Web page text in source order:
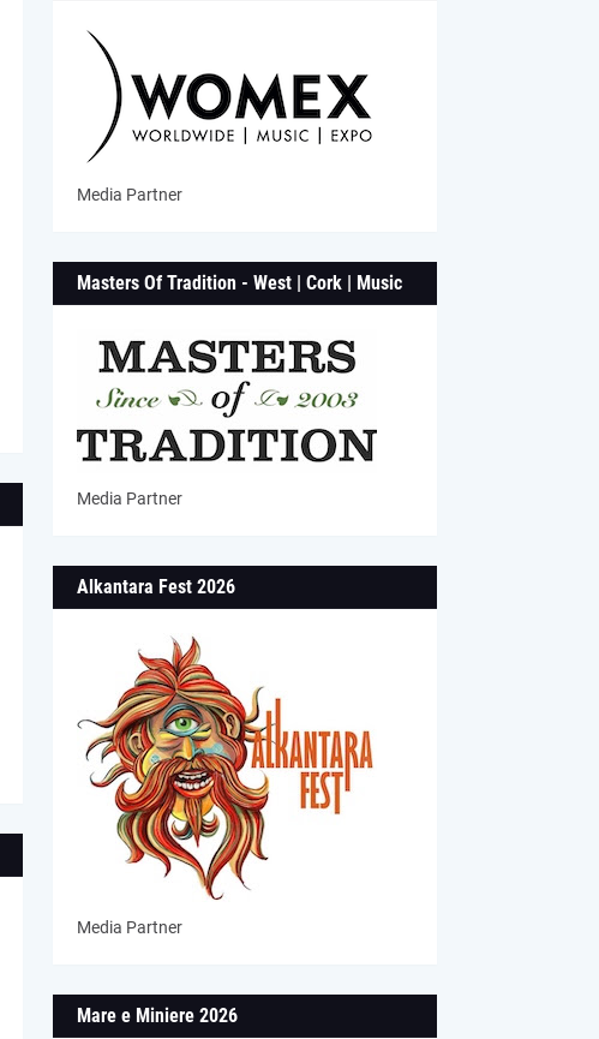
Media Partner
Masters Of Tradition - West | Cork | Music
Media Partner
Alkantara Fest 2026
Media Partner
Mare e Miniere 2026